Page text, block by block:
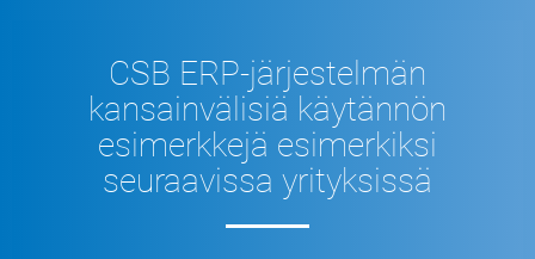
CSB ERP-järjestelmän
kansainvälisiä käytännön
esimerkkejä esimerkiksi
seuraavissa yrityksissä